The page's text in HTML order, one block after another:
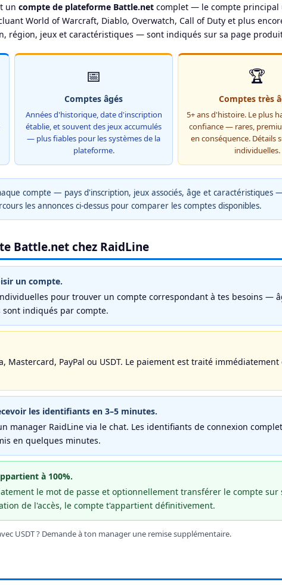
un compte de plateforme Battle.net complet — le compte principal
World of Warcraft, Diablo, Overwatch, Call of Duty et plus
région, jeux et caractéristiques — sont indiqués sur sa page
📅
Comptes âgés
Années d'historique, date d'inscription
établie, et souvent des jeux accumulés
— plus fiables pour les systèmes de la
plateforme.
🏆
Comptes très
5+ ans d'histoire. Le plus
confiance — rares,
en conséquence. Détails
individuelles.
compte — pays d'inscription, jeux associés, âge et caractéristiques
les annonces ci-dessus pour comparer les comptes disponibles.
Battle.net chez RaidLine
un compte.
pour trouver un compte correspondant à tes besoins —
indiqués par compte.
Mastercard, PayPal ou USDT. Le paiement est traité immédiatement
les identifiants en 3–5 minutes.
manager RaidLine via le chat. Les identifiants de connexion
en quelques minutes.
à 100%.
le mot de passe et optionnellement transférer le compte sur
de l'accès, le compte t'appartient définitivement.
USDT ? Demande à ton manager une remise supplémentaire.